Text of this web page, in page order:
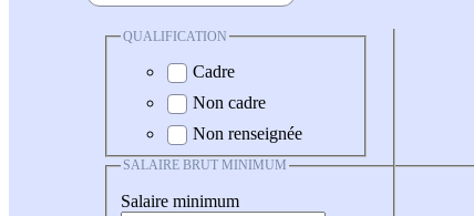
QUALIFICATION
Cadre
Non cadre
Non renseignée
SALAIRE BRUT MINIMUM
Salaire minimum